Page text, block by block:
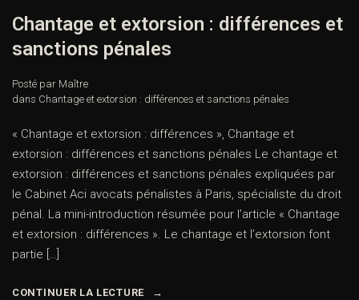
Chantage et extorsion : différences et
sanctions pénales
Posté par Maître
dans Chantage et extorsion : différences et sanctions pénales
« Chantage et extorsion : différences », Chantage et
extorsion : différences et sanctions pénales Le chantage et
extorsion : différences et sanctions pénales expliquées par
le Cabinet Aci avocats pénalistes à Paris, spécialiste du droit
pénal. La mini-introduction résumée pour l’article « Chantage
et extorsion : différences ». Le chantage et l’extorsion font
partie […]
CONTINUER LA LECTURE